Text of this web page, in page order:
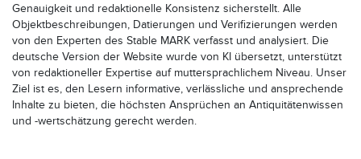
Genauigkeit und redaktionelle Konsistenz sicherstellt. Alle
Objektbeschreibungen, Datierungen und Verifizierungen werden
von den Experten des Stable MARK verfasst und analysiert. Die
deutsche Version der Website wurde von KI übersetzt, unterstützt
von redaktioneller Expertise auf muttersprachlichem Niveau. Unser
Ziel ist es, den Lesern informative, verlässliche und ansprechende
Inhalte zu bieten, die höchsten Ansprüchen an Antiquitätenwissen
und -wertschätzung gerecht werden.